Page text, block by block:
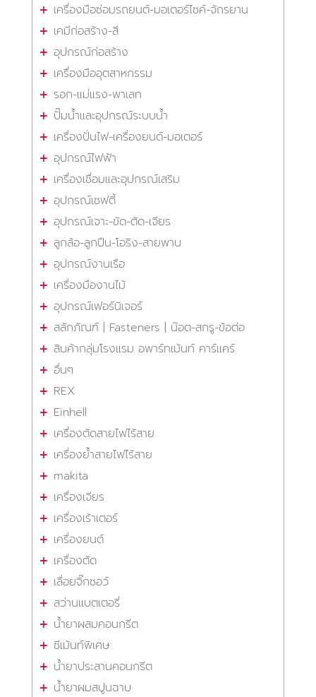
เครื่องมือซ่อมรถยนต์-มอเตอร์ไซค์-จักรยาน
เคมีก่อสร้าง-สี
อุปกรณ์ก่อสร้าง
เครื่องมืออุตสาหกรรม
รอก-แม่แรง-พาเลท
ปั๊มน้ำและอุปกรณ์ระบบน้ำ
เครื่องปั่นไฟ-เครื่องยนต์-มอเตอร์
อุปกรณ์ไฟฟ้า
เครื่องเชื่อมและอุปกรณ์เสริม
อุปกรณ์เซฟตี้
อุปกรณ์เจาะ-ขัด-ตัด-เจียร
ลูกล้อ-ลูกปืน-โอริง-สายพาน
อุปกรณ์งานเรือ
เครื่องมืองานไม้
อุปกรณ์เฟอร์นิเจอร์
สลักภัณฑ์ | Fasteners | น๊อต-สกรู-ข้อต่อ
สินค้ากลุ่มโรงแรม อพาร์ทเม้นท์ คาร์แคร์
อื่นๆ
REX
Einhell
เครื่องตัดสายไฟไร้สาย
เครื่องย้ำสายไฟไร้สาย
makita
เครื่องเจียร
เครื่องเร้าเตอร์
เครื่องยนต์
เครื่องตัด
เลื่อยจิ๊กซอว์
สว่านแบตเตอรี่
น้ำยาผสมคอนกรีต
ซีเม้นท์พิเศษ
น้ำยาประสานคอนกรีต
น้ำยาผมสปูนฉาบ